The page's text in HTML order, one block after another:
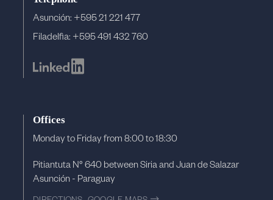
Asunción: +595 21 221 477
Filadelfia: +595 491 432 760
Offices
Monday to Friday from 8:00 to 18:30
Pitiantuta N° 640 between Siria and Juan de Salazar
Asunción - Paraguay